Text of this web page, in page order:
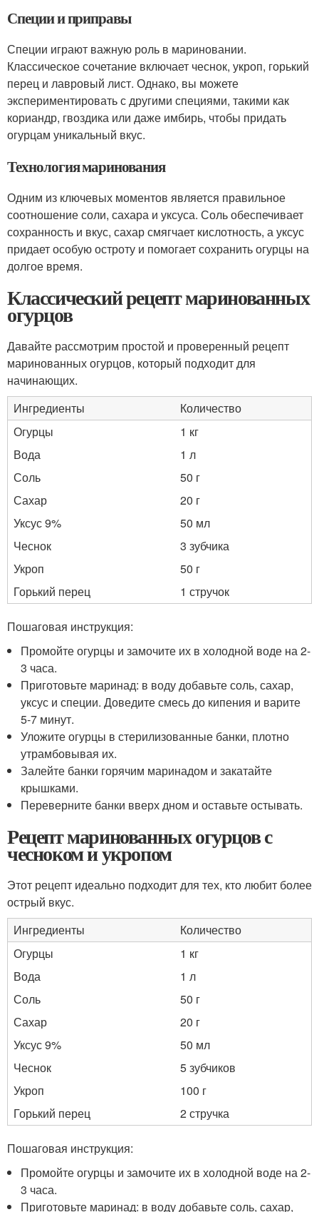
Специи и приправы
Специи играют важную роль в мариновании.
Классическое сочетание включает чеснок, укроп, горький
перец и лавровый лист. Однако, вы можете
экспериментировать с другими специями, такими как
кориандр, гвоздика или даже имбирь, чтобы придать
огурцам уникальный вкус.
Технология маринования
Одним из ключевых моментов является правильное
соотношение соли, сахара и уксуса. Соль обеспечивает
сохранность и вкус, сахар смягчает кислотность, а уксус
придает особую остроту и помогает сохранить огурцы на
долгое время.
Классический рецепт маринованных
огурцов
Давайте рассмотрим простой и проверенный рецепт
маринованных огурцов, который подходит для
начинающих.
Ингредиенты
Количество
Огурцы
1 кг
Вода
1 л
Соль
50 г
Сахар
20 г
Уксус 9%
50 мл
Чеснок
3 зубчика
Укроп
50 г
Горький перец
1 стручок
Пошаговая инструкция:
Промойте огурцы и замочите их в холодной воде на 2-
3 часа.
Приготовьте маринад: в воду добавьте соль, сахар,
уксус и специи. Доведите смесь до кипения и варите
5-7 минут.
Уложите огурцы в стерилизованные банки, плотно
утрамбовывая их.
Залейте банки горячим маринадом и закатайте
крышками.
Переверните банки вверх дном и оставьте остывать.
Рецепт маринованных огурцов с
чесноком и укропом
Этот рецепт идеально подходит для тех, кто любит более
острый вкус.
Ингредиенты
Количество
Огурцы
1 кг
Вода
1 л
Соль
50 г
Сахар
20 г
Уксус 9%
50 мл
Чеснок
5 зубчиков
Укроп
100 г
Горький перец
2 стручка
Пошаговая инструкция:
Промойте огурцы и замочите их в холодной воде на 2-
3 часа.
Приготовьте маринад: в воду добавьте соль, сахар,